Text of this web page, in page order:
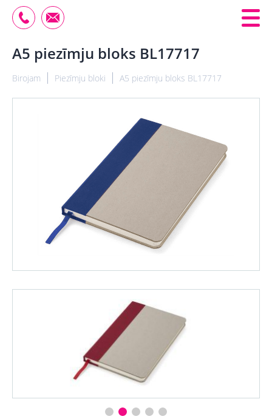
A5 piezīmju bloks BL17717
Birojam Piezīmju bloki A5 piezīmju bloks BL17717